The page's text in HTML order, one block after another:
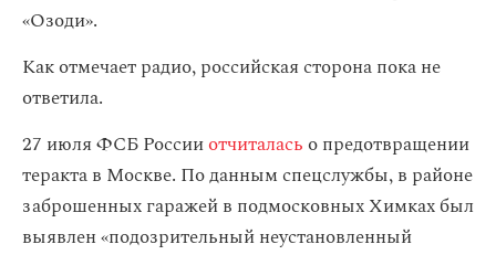
«Озоди».
Как отмечает радио, российская сторона пока не
ответила.
27 июля ФСБ Россииотчиталась о предотвращении
теракта в Москве. По данным спецслужбы, в районе
заброшенных гаражей в подмосковных Химках был
выявлен «подозрительный неустановленный